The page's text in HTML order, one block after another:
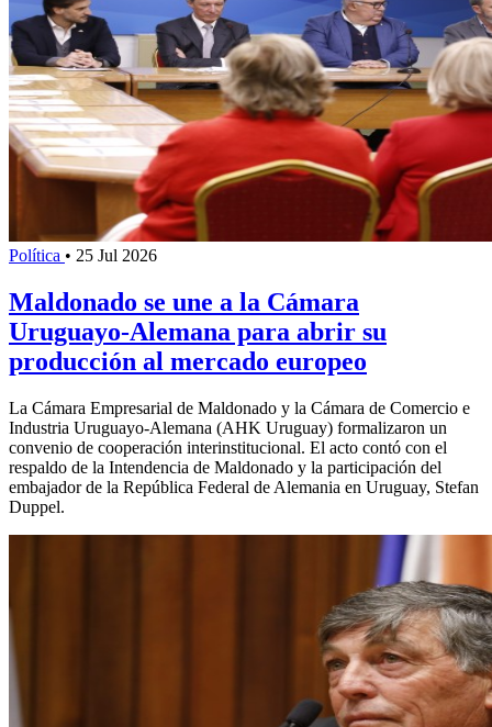
Política • 25 Jul 2026
Maldonado se une a la Cámara
Uruguayo-Alemana para abrir su
producción al mercado europeo
La Cámara Empresarial de Maldonado y la Cámara de Comercio e
Industria Uruguayo-Alemana (AHK Uruguay) formalizaron un
convenio de cooperación interinstitucional. El acto contó con el
respaldo de la Intendencia de Maldonado y la participación del
embajador de la República Federal de Alemania en Uruguay, Stefan
Duppel.